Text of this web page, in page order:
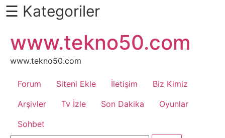
Daha
Fazlası
İçin
Kaydır
Android
Apk
☰ Kategoriler
atla
www.tekno50.com
www.tekno50.com
Forum Siteni Ekle İletişim
Biz Kimiz
Arşivler
Tv İzle Son Dakika
Oyunlar
Sohbet